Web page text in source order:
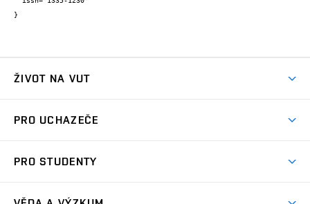
}
ŽIVOT NA VUT
Koleje
PRO UCHAZEČE
Dny otevřených dveří
PRO STUDENTY